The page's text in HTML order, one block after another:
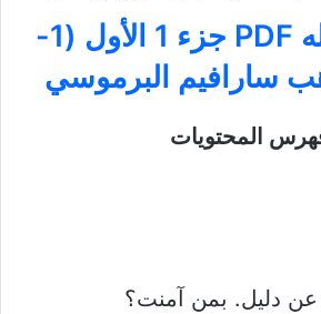
كتاب نحو الله PDF جزء 1 الأول (1-
المحتويات
عن دليل. بمن آمنت؟